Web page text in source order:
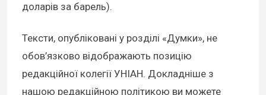
доларів за барель).
Тексти, опубліковані у розділі «Думки», не
обов’язково відображають позицію
редакційної колегії УНІАН. Докладніше з
нашою редакційною політикою ви можете